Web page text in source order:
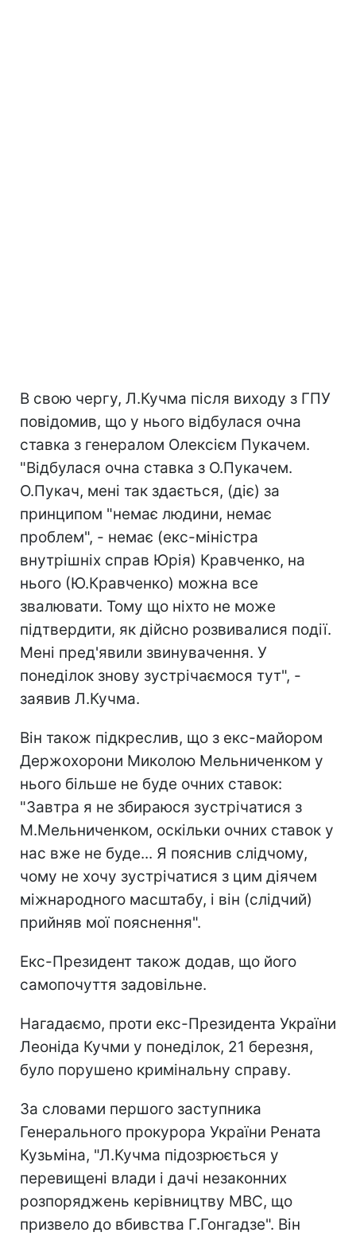
В свою чергу, Л.Кучма після виходу з ГПУ
повідомив, що у нього відбулася очна
ставка з генералом Олексієм Пукачем.
"Відбулася очна ставка з О.Пукачем.
О.Пукач, мені так здається, (діє) за
принципом "немає людини, немає
проблем", - немає (екс-міністра
внутрішніх справ Юрія) Кравченко, на
нього (Ю.Кравченко) можна все
звалювати. Тому що ніхто не може
підтвердити, як дійсно розвивалися події.
Мені пред'явили звинувачення. У
понеділок знову зустрічаємося тут", -
заявив Л.Кучма.
Він також підкреслив, що з екс-майором
Держохорони Миколою Мельниченком у
нього більше не буде очних ставок:
"Завтра я не збираюся зустрічатися з
М.Мельниченком, оскільки очних ставок у
нас вже не буде... Я пояснив слідчому,
чому не хочу зустрічатися з цим діячем
міжнародного масштабу, і він (слідчий)
прийняв мої пояснення".
Екс-Президент також додав, що його
самопочуття задовільне.
Нагадаємо, проти екс-Президента України
Леоніда Кучми у понеділок, 21 березня,
було порушено кримінальну справу.
За словами першого заступника
Генерального прокурора України Рената
Кузьміна, "Л.Кучма підозрюється у
перевищені влади і дачі незаконних
розпоряджень керівництву МВС, що
призвело до вбивства Г.Гонгадзе". Він